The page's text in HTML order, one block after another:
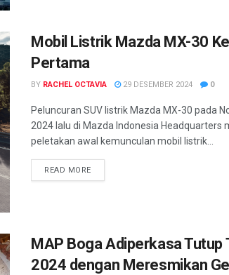
Mobil Listrik Mazda MX-30
Pertama
BY RACHEL OCTAVIA 29 DESEMBER 2024 0
Peluncuran SUV listrik Mazda MX-30 pada
2024 lalu di Mazda Indonesia Headquarters
peletakan awal kemunculan mobil listrik...
READ MORE
MAP Boga Adiperkasa Tutup
2024 dengan Meresmikan